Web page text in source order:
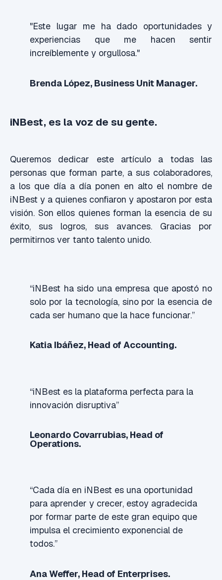
"Este lugar me ha dado oportunidades y
experiencias que me hacen sentir
increíblemente y orgullosa."
Brenda López, Business Unit Manager.
iNBest, es la voz de su gente.
Queremos dedicar este artículo a todas las
personas que forman parte, a sus colaboradores,
a los que día a día ponen en alto el nombre de
iNBest y a quienes confiaron y apostaron por esta
visión. Son ellos quienes forman la esencia de su
éxito, sus logros, sus avances. Gracias por
permitirnos ver tanto talento unido.
“iNBest ha sido una empresa que apostó no
solo por la tecnología, sino por la esencia de
cada ser humano que la hace funcionar.”
Katia Ibáñez, Head of Accounting.
“iNBest es la plataforma perfecta para la
innovación disruptiva”
Leonardo Covarrubias, Head of
Operations.
“Cada día en iNBest es una oportunidad
para aprender y crecer, estoy agradecida
por formar parte de este gran equipo que
impulsa el crecimiento exponencial de
todos.”
Ana Weffer, Head of Enterprises.